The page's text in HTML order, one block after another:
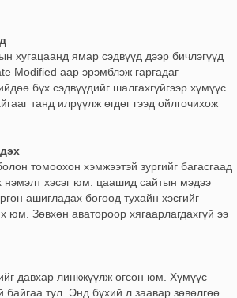
хугацаанд ямар сэдвүүд дээр бичлэгүүд
Modified аар эрэмблэж гаргадаг
бүх сэдвүүдийг шалгахгүйгээр хүмүүс
танд илрүүлж өгдөг гээд ойлгочихож
томоохон хэмжээтэй зургийг багасгаад
нэмэлт хэсэг юм. цаашид сайтын мэдээ
ашигладах бөгөөд тухайн хэсгийг
юм. Зөвхөн аватороор хягаарлагдахгүй ээ
давхар линкжүүлж өгсөн юм. Хүмүүс
байгаа тул. Энд бүхий л заавар зөвөлгөө